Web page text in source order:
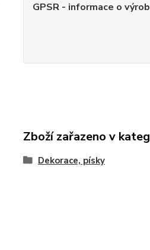
GPSR - informace o
Zboží zařazeno v
Dekorace, písky